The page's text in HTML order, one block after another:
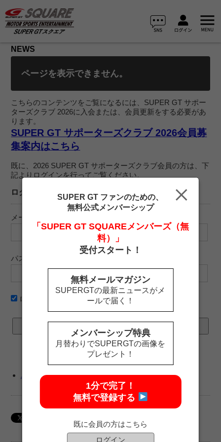
NEWS
ページを表示できません。
こちらのコンテンツをご覧になるには、SUPER GT サポー
ターズクラブ 2026に入会または、会員更新をする必要があ
ります。
SUPER GT サポーターズクラブ 2026会員募
集案内はこちら
既に、2026 SUPER GT サポーターズクラブ会員の方は、下
記よりログインを行ってご覧ください。
ログイン
メールアドレス
パスワード
ログイン情報を記憶
パスワードをお忘れですか ?
SUPER GT ファンのための、
無料公式メンバーシップ
「SUPER GT SQUAREメンバーズ（無
料）」
受付スタート！
無料メールマガジン
SUPERGTの最新ニュースがメ
ールで届く！
メンバーシップ特典
月替わりでSUPERGTの画像を
プレゼント！
1分で完了！
無料で登録する
既に会員の方はこちら
ログイン